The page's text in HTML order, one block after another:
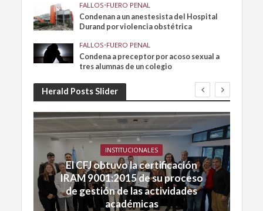
FALLOS•FUERO PENAL
Condenan a un anestesista del Hospital
Durand por violencia obstétrica
FALLOS•FUERO PENAL
Condena a preceptor por acoso sexual a
tres alumnas de un colegio
Herald Posts Slider
INSTITUCIONALES
El CFJ obtuvo la certificación
IRAM 9001:2015 de su proceso
de gestión de las actividades
académicas